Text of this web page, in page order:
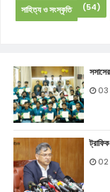
সাহিত্য ও সংস্কৃতি (54)